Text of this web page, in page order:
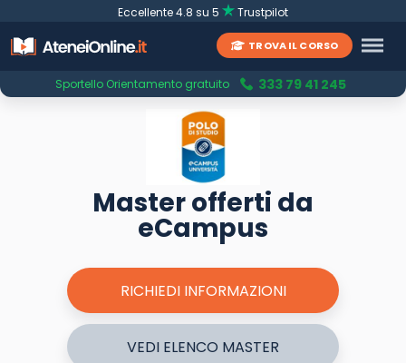
Eccellente 4.8 su 5 Trustpilot
TROVA IL CORSO
Sportello Orientamento gratuito 333 79 41 245
Master offerti da
eCampus
RICHIEDI INFORMAZIONI
VEDI ELENCO MASTER